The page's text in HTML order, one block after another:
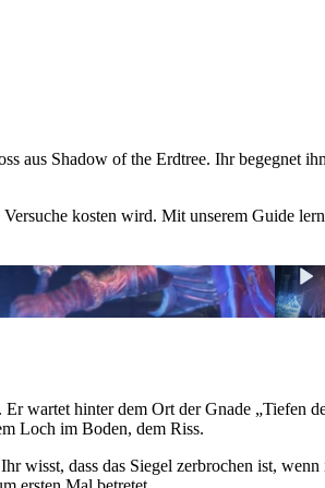
aus Shadow of the Erdtree. Ihr begegnet
kosten wird. Mit unserem Guide
wartet hinter dem Ort der Gnade „Tiefen
Loch im Boden, dem Riss.
wisst, dass das Siegel zerbrochen ist,